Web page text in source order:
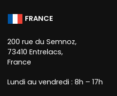
FRANCE
200 rue du Semnoz,
73410 Entrelacs,
France
Lundi au vendredi : 8h – 17h